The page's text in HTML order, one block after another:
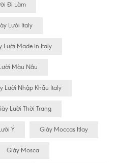
Đi Làm
Lười Italy
Lười Made In Italy
Màu Nâu
Lười Nhập Khẩu Italy
Lười Thời Trang
Ý Giày Moccas Itlay
Giày Mosca